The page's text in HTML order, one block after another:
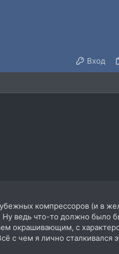
Вход
компрессоров (и в
Ну ведь что-то должно было
окрашивающим, с
с чем я лично сталкивался